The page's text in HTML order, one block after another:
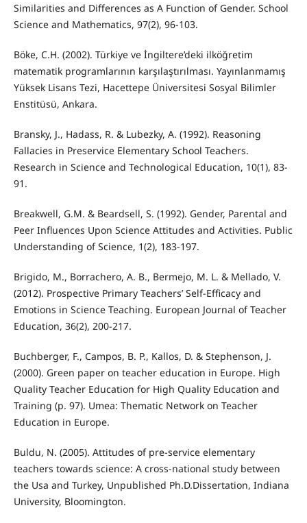
Similarities and Differences as A Function of Gender. School
Science and Mathematics, 97(2), 96-103.
Böke, C.H. (2002). Türkiye ve İngiltere’deki ilköğretim
matematik programlarının karşılaştırılması. Yayınlanmamış
Yüksek Lisans Tezi, Hacettepe Üniversitesi Sosyal Bilimler
Enstitüsü, Ankara.
Bransky, J., Hadass, R. & Lubezky, A. (1992). Reasoning
Fallacies in Preservice Elementary School Teachers.
Research in Science and Technological Education, 10(1), 83-
91.
Breakwell, G.M. & Beardsell, S. (1992). Gender, Parental and
Peer Influences Upon Science Attitudes and Activities. Public
Understanding of Science, 1(2), 183-197.
Brigido, M., Borrachero, A. B., Bermejo, M. L. & Mellado, V.
(2012). Prospective Primary Teachers’ Self-Efficacy and
Emotions in Science Teaching. European Journal of Teacher
Education, 36(2), 200-217.
Buchberger, F., Campos, B. P., Kallos, D. & Stephenson, J.
(2000). Green paper on teacher education in Europe. High
Quality Teacher Education for High Quality Education and
Training (p. 97). Umea: Thematic Network on Teacher
Education in Europe.
Buldu, N. (2005). Attitudes of pre-service elementary
teachers towards science: A cross-national study between
the Usa and Turkey, Unpublished Ph.D.Dissertation, Indiana
University, Bloomington.